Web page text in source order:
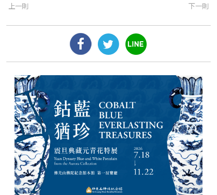
上一則 下一則